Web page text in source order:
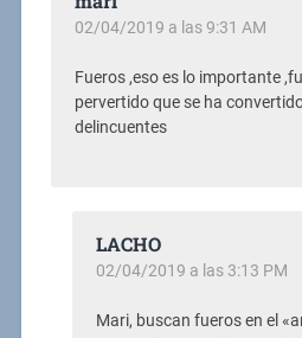
02/04/2019 a las 9:31 AM
Fueros ,eso es lo importante
pervertido que se ha
delincuentes
LACHO
02/04/2019 a las 3:13 PM
Mari, buscan fueros en el